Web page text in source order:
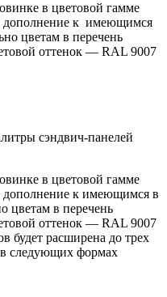
в цветовой гамме
дополнение к имеющимся
цветам в перечень
оттенок — RAL 9007
сэндвич-панелей
в цветовой гамме
дополнение к имеющимся в
цветам в перечень
оттенок — RAL 9007
будет расширена до трех
следующих формах